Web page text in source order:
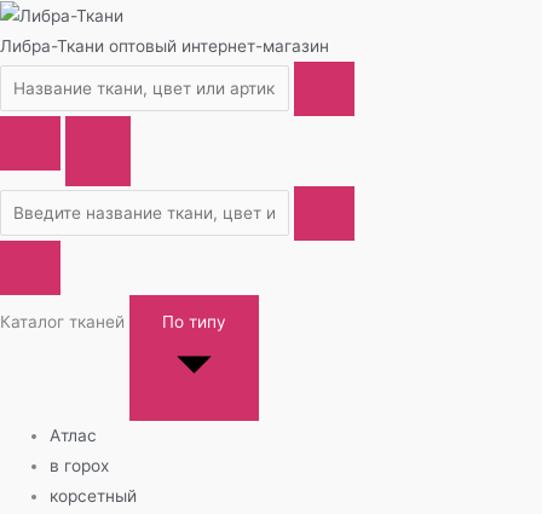
Либра-Ткани оптовый интернет-магазин
Каталог тканей По типу
Атлас
в горох
корсетный